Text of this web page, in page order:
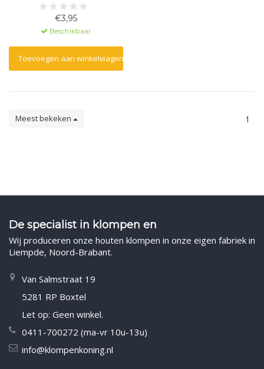
€3,95
Beschikbaar
Toevoegen aan winkelwagen
Meest bekeken 1
De specialist in klompen en
Wij produceren onze houten klompen in onze eigen fabriek in
Liempde, Noord-Brabant.
Van Salmstraat 19
5281 RP Boxtel
Let op: Geen winkel.
0411-700272 (ma-vr 10u-13u)
info@klompenkoning.nl